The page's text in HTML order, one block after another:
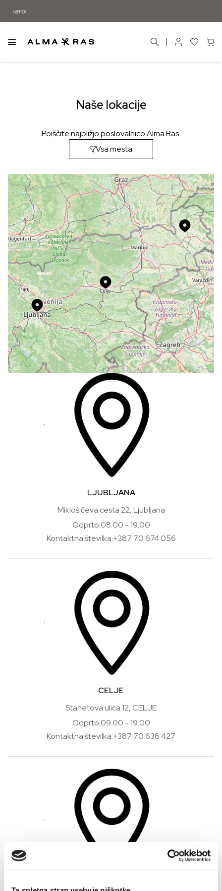
Naše lokacije
Poiščite najbližjo poslovalnico Alma Ras.
Vsa mesta
Vsa mesta
LJUBLJANA
Miklošičeva cesta 22, Ljubljana
Odprto:08.00 - 19.00
Kontaktna številka:+387 70 674 056
CELJE
Stanetova ulica 12, CELJE
Odprto:09.00 - 19.00
Kontaktna številka:+387 70 638 427
NAKUPOVALNI CENTER MAXIMUS